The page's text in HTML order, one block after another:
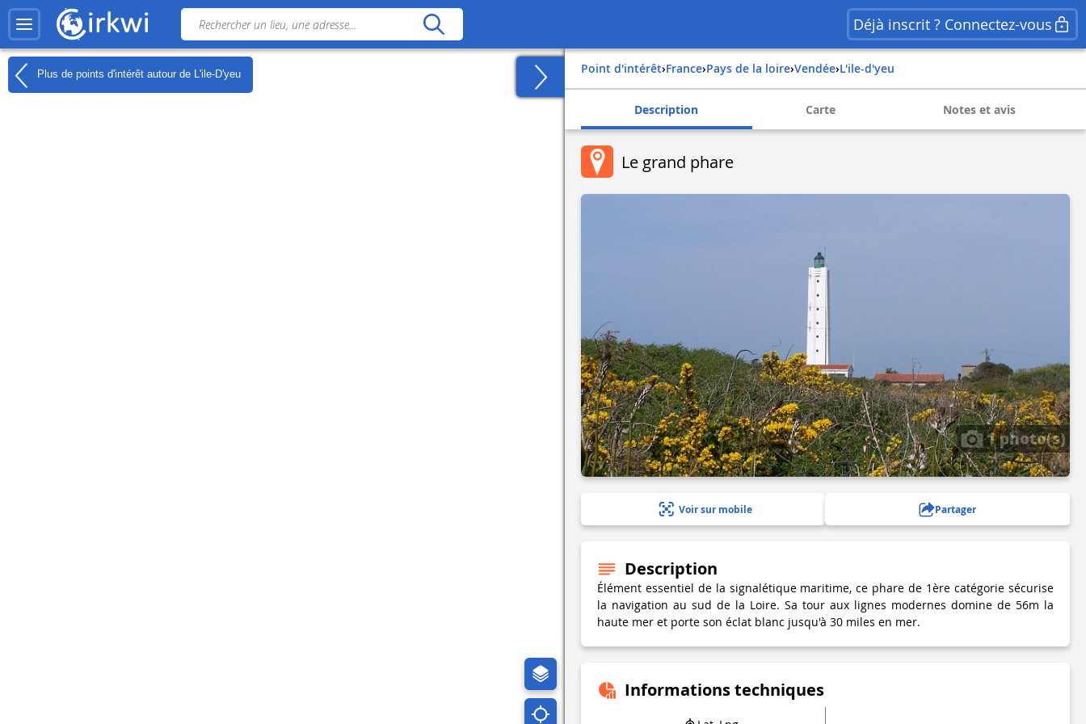
Déjà inscrit ? Connectez-vous
Plus de points d'intérêt autour de L'ile-D'yeu Point d'intérêt› france› pays de la loire› vendée› l'ile-d'yeu
Description Carte Notes et avis
Le grand phare
1 photo(s)
Voir sur mobile Partager
Description
Élément essentiel de la signalétique maritime, ce phare de 1ère catégorie sécurise
la navigation au sud de la Loire. Sa tour aux lignes modernes domine de 56m la
haute mer et porte son éclat blanc jusqu'à 30 miles en mer.
Informations techniques